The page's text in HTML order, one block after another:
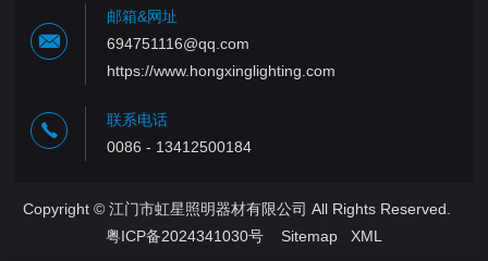
邮箱&网址
694751116@qq.com
https://www.hongxinglighting.com
联系电话
0086 - 13412500184
Copyright © 江门市虹星照明器材有限公司 All Rights Reserved.
粤ICP备2024341030号
Sitemap XML